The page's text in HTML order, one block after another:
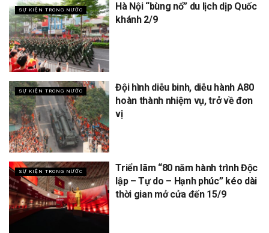
SỰ KIỆN TRONG NƯỚC
Hà Nội “bùng nổ” du lịch dịp Quốc
khánh 2/9
SỰ KIỆN TRONG NƯỚC
Đội hình diễu binh, diễu hành A80
hoàn thành nhiệm vụ, trở về đơn
vị
SỰ KIỆN TRONG NƯỚC
Triển lãm “80 năm hành trình Độc
lập – Tự do – Hạnh phúc” kéo dài
thời gian mở cửa đến 15/9